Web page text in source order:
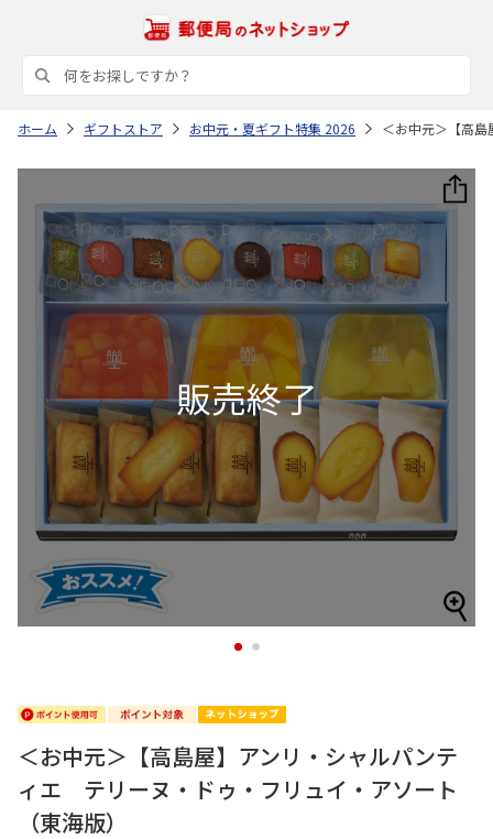
ホーム ギフトストア お中元・夏ギフト特集 2026 ＜お中元＞【高
1 2
＜お中元＞【高島屋】アンリ・シャルパンテ
ィエ テリーヌ・ドゥ・フリュイ・アソート
（東海版）